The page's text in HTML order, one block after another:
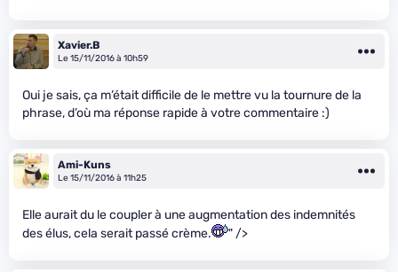
Xavier.B
Le 15/11/2016 à 10h59
Oui je sais, ça m’était difficile de le mettre vu la tournure de la
phrase, d’où ma réponse rapide à votre commentaire :)
Ami-Kuns
Le 15/11/2016 à 11h25
Elle aurait du le coupler à une augmentation des indemnités
des élus, cela serait passé crème.
" />